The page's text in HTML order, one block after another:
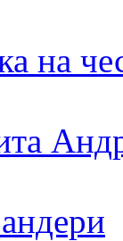
на